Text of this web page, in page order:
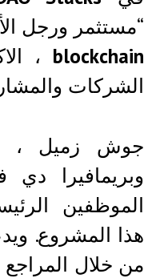
“مستثمر ورجل
blockchain ،
الشركات
جوش زميل ،
وبريمافيرا
الموظفين
هذا المشروع.
من خلال المراجع